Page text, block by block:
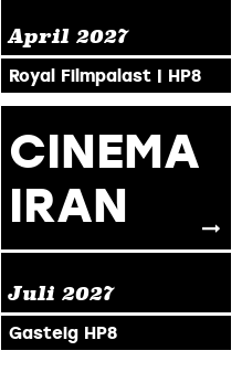
April2027
Royal Filmpalast | HP8
CINEMA
IRAN
Juli 2027
Gasteig HP8